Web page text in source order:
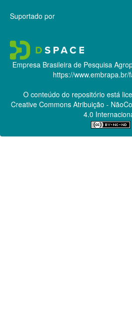
Suportado por
Empresa Brasileira de Pesquisa
https://www.embrapa.br/
O conteúdo do repositório está
Creative CommonsAtribuição -
4.0